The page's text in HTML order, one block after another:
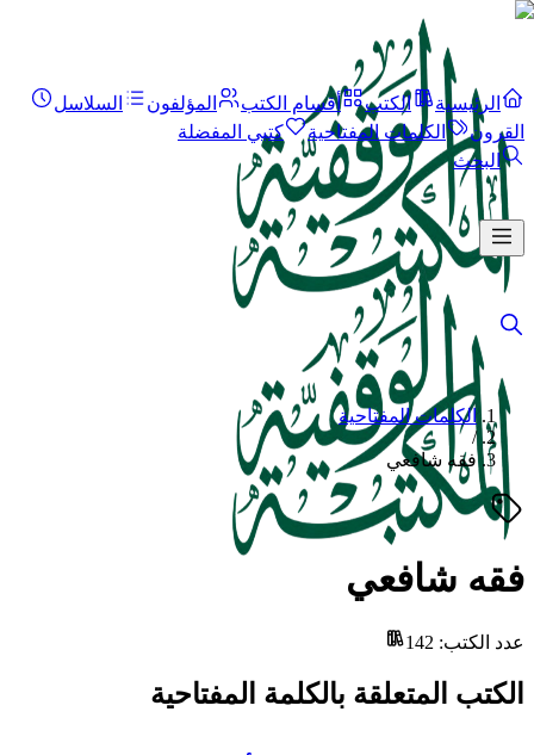
الرئيسية الكتب أقسام الكتب المؤلفون
السلاسل
القرون
الكلمات المفتاحية
كتبي المفضلة
البحث
الكلمات المفتاحية
/
فقه شافعي
فقه شافعي
عدد الكتب:
142
الكتب المتعلقة بالكلمة المفتاحية